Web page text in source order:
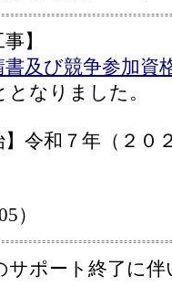
】
書及び競争参加
なりました。
令和７年（２０
）
サポート終了に